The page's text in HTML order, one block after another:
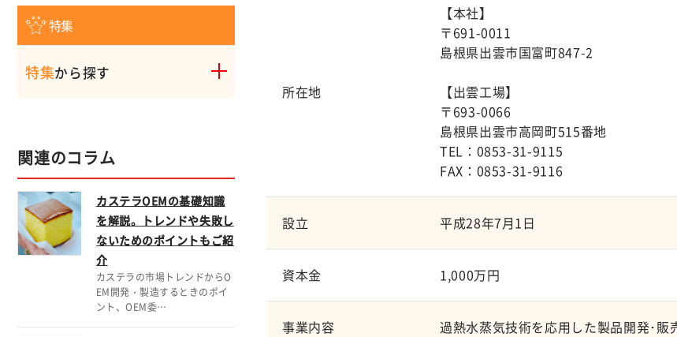
特集
特集から探す
関連のコラム
カステラOEMの基礎知識
を解説。トレンドや失敗し
ないためのポイントもご紹
介
カステラの市場トレンドからO
EM開発・製造するときのポイ
ント、OEM委…
所在地
【本社】
〒691-0011
島根県出雲市国富町847-2
【出雲工場】
〒693-0066
島根県出雲市高岡町515番地
TEL：0853-31-9115
FAX：0853-31-9116
設立 平成28年7月1日
資本金 1,000万円
事業内容 過熱水蒸気技術を応用した製品開発･販